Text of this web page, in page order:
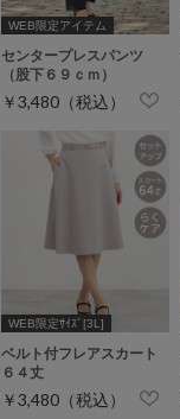
WEB限定アイテム
センタープレスパンツ
（股下６９ｃｍ）
￥3,480（税込）
WEB限定ｻｲｽﾞ[3L]
ベルト付フレアスカート
６４丈
￥3,480（税込）